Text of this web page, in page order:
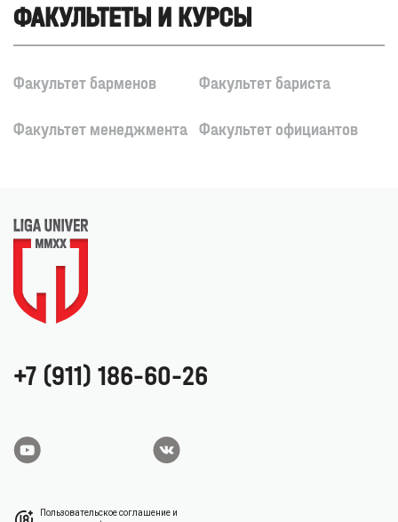
ФАКУЛЬТЕТЫ И КУРСЫ
Факультет барменов Факультет бариста
Факультет менеджмента Факультет официантов
+7 (911) 186-60-26
Пользовательское соглашение и